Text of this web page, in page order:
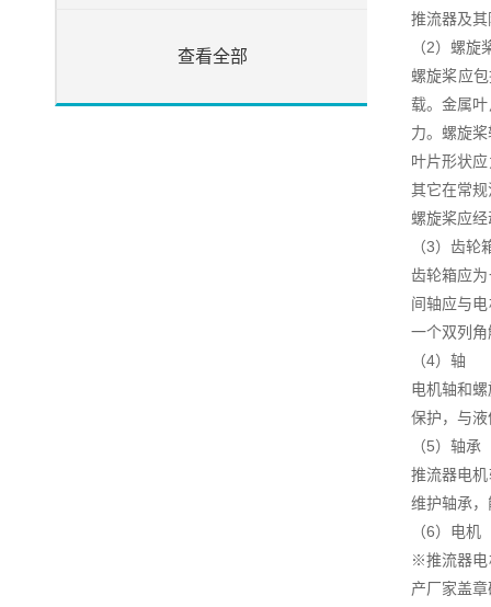
查看全部
推流器及
（2）螺旋
螺旋桨应
载。金属
力。螺旋
叶片形状
其它在常
螺旋桨应
（3）齿轮
齿轮箱应
间轴应与
一个双列
（4）轴
电机轴和
保护，与
（5）轴承
推流器电
维护轴承
（6）电机
※推流器电
产厂家盖